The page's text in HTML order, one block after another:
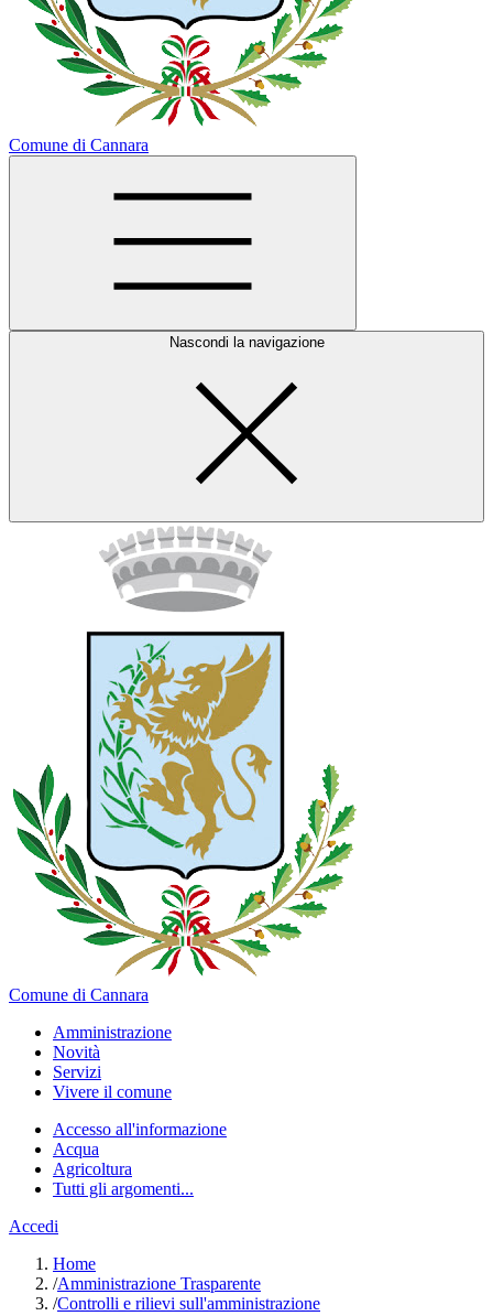
Comune di Cannara
Nascondi la navigazione
Comune di Cannara
Amministrazione
Novità
Servizi
Vivere il comune
Accesso all'informazione
Acqua
Agricoltura
Tutti gli argomenti...
Accedi
Home
/Amministrazione Trasparente
/Controlli e rilievi sull'amministrazione